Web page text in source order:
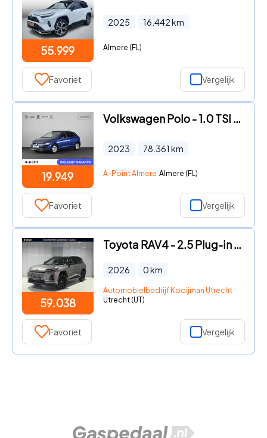
55.999
2025 16.442km
Almere (FL)
Favoriet Vergelijk
19.949
Volkswagen Polo - 1.0 TSI Style 110PK DSG (Automaat) | Panoramadak | Carplay |
2023 78.361 km
A-Point Almere Almere (FL)
Favoriet Vergelijk
59.038
Toyota RAV4 - 2.5 Plug-in Hybrid AWD 300 First Edition | Nieuw te bestelle
2026 0km
Automobielbedrijf Kooijman Utrecht B.V.
Utrecht (UT)
Favoriet Vergelijk